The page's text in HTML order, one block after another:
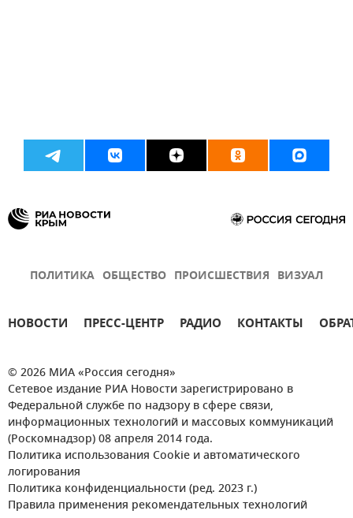
ПОЛИТИКА ОБЩЕСТВО ПРОИСШЕСТВИЯ ВИЗУАЛ
НОВОСТИ ПРЕСС-ЦЕНТР РАДИО КОНТАКТЫ
© 2026 МИА «Россия сегодня»
Сетевое издание РИА Новости зарегистрировано в
Федеральной службе по надзору в сфере связи,
информационных технологий и массовых коммуникаций
(Роскомнадзор) 08 апреля 2014 года.
Политика использования Cookie и автоматического
логирования
Политика конфиденциальности (ред. 2023 г.)
Правила применения рекомендательных технологий